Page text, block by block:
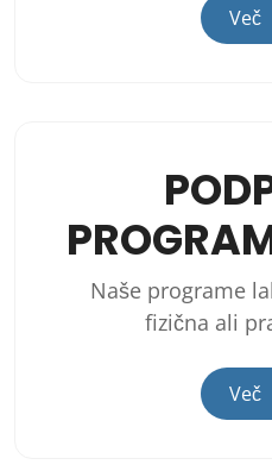
Več
Naše programe
fizična ali
Več